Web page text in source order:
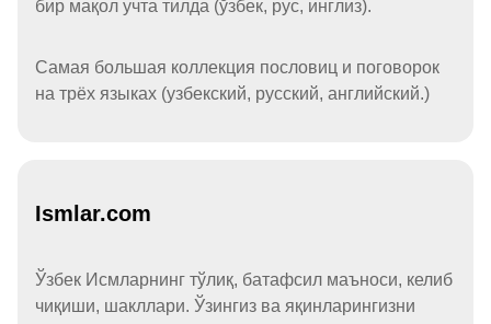
бир мақол учта тилда (ўзбек, рус, инглиз).
Самая большая коллекция пословиц и поговорок
на трёх языках (узбекский, русский, английский.)
Ismlar.com
Ўзбек Исмларнинг тўлиқ, батафсил маъноси, келиб
чиқиши, шакллари. Ўзингиз ва яқинларингизни